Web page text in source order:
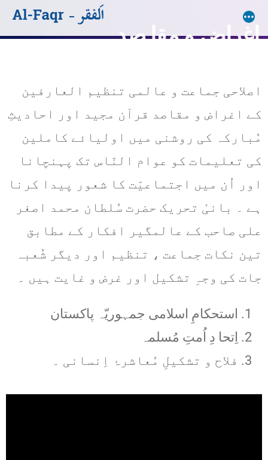
اغراض و مقا صد
اصلاحی جماعت و عالمی تنظیم العارفین
کے اغراض و مقاصد قرآن مجید اور احادیثِ
مُبارکہ کی روشنی میں اولیائے کاملین
کی تعلیمات کو عوام النّاس تک پہنچانا
اور اُن میں اجتماعیّت کا شعور پیدا کرنا
ہے ۔ بانیٔ تحریک حضرت سُلطان محمد اصغر
علی صاحب کے عالمگیر افکار کے مطابق
تین نکات جماعت ، تنظیم اور دیگر شُعبہ
جات کی وجہِ تشکیل اور غرض و غایت ہیں ۔
استحکامِ اسلامی جمہوریّہ پاکستان
اِتحا دِ اُمتِ مُسلمہ
فلاح و تشکیلِ مُعاشرۂ اِنسانی ۔